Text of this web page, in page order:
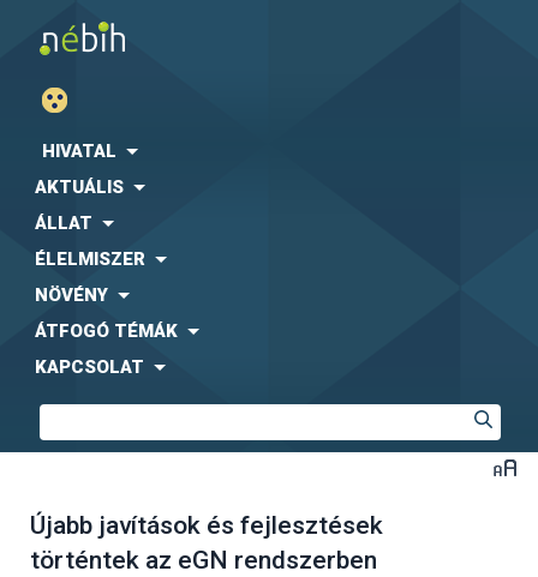
HIVATAL
AKTUÁLIS
ÁLLAT
ÉLELMISZER
NÖVÉNY
ÁTFOGÓ TÉMÁK
KAPCSOLAT
Újabb javítások és fejlesztések
történtek az eGN rendszerben